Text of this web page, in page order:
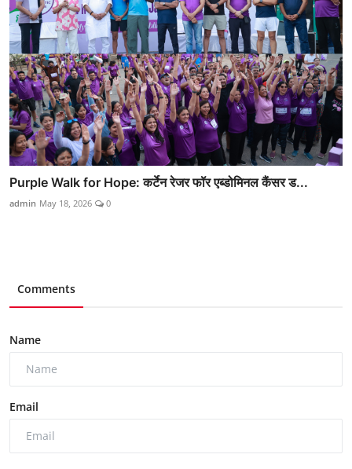
Purple Walk for Hope: कर्टेन रेजर फॉर एब्डोमिनल कैंसर ड...
admin May 18, 2026 0
Comments
Name
Email